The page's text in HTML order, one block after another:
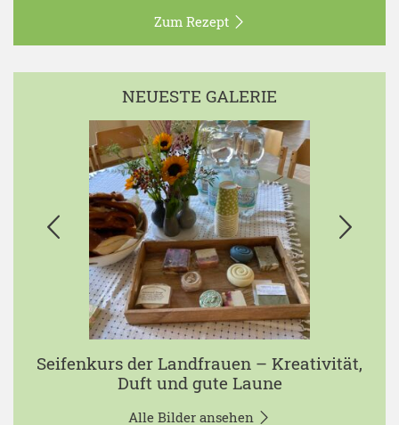
Zum Rezept
NEUESTE GALERIE
Seifenkurs der Landfrauen – Kreativität,
Duft und gute Laune
Alle Bilder ansehen